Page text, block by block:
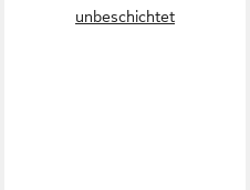
unbeschichtet